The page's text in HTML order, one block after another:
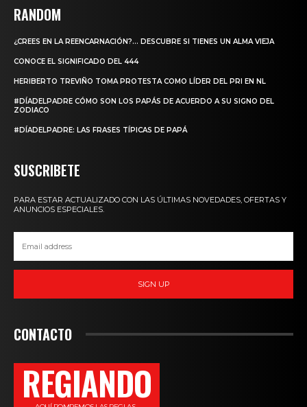
RANDOM
¿CREES EN LA REENCARNACIÓN?… DESCUBRE SI TIENES UN ALMA VIEJA
CONOCE EL SIGNIFICADO DEL 444
HERIBERTO TREVIÑO TOMA PROTESTA COMO LÍDER DEL PRI EN NL
#DÍADELPADRE CÓMO SON LOS PAPÁS DE ACUERDO A SU SIGNO DEL
ZODIACO
#DÍADELPADRE: LAS FRASES TÍPICAS DE PAPÁ
SUSCRIBETE
PARA ESTAR ACTUALIZADO CON LAS ÚLTIMAS NOVEDADES, OFERTAS Y
ANUNCIOS ESPECIALES.
SIGN UP
CONTACTO
REGIANDO